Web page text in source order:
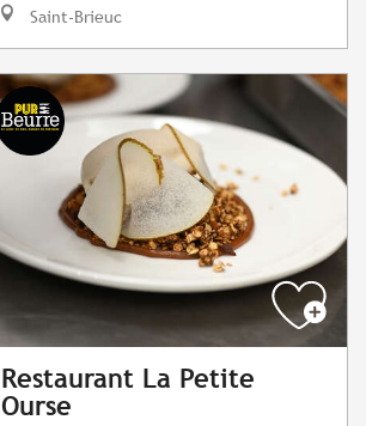
Saint-Brieuc
Restaurant La Petite
Ourse